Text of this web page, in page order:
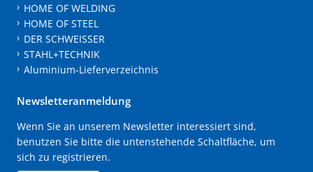
HOME OF WELDING
HOME OF STEEL
DER SCHWEISSER
STAHL+TECHNIK
Aluminium-Lieferverzeichnis
Newsletteranmeldung
Wenn Sie an unserem Newsletter interessiert sind,
benutzen Sie bitte die untenstehende Schaltfläche, um
sich zu registrieren.